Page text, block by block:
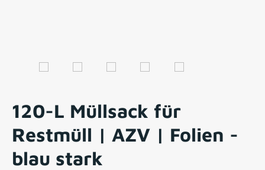
120-L Müllsack für
Restmüll | AZV | Folien -
blau stark